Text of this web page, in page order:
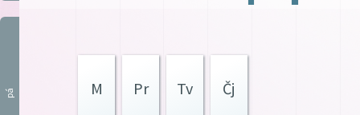
pá M Pr Tv Čj